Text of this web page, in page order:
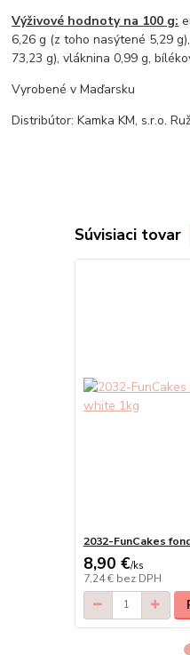
Výživové hodnoty na 100 g:
6,26 g (z toho nasýtené 5,29
73,23 g), vláknina 0,99 g,
Vyrobené v Maďarsku
Distribútor: Kamka KM, s.r.o.
Súvisiaci tovar
2032-FunCakes
8,90 €/ks
7,24 € bez DPH